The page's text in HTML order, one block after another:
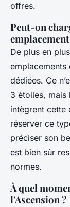
offres.
Peut-on
De plus en
dédiées. Ce
3 étoiles, mais
intègrent cette
réserver ce
préciser son
est bien sûr
normes.
À quel
l'Ascension ?